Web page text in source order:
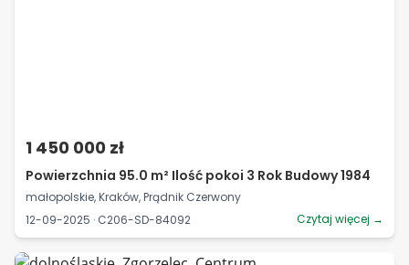
1 450 000 zł
Powierzchnia 95.0 m² Ilość pokoi 3 Rok Budowy 1984
małopolskie, Kraków, Prądnik Czerwony
12-09-2025 · C206-SD-84092
Czytaj więcej →